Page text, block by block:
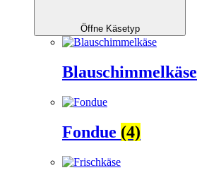
Öffne Käsetyp
Blauschimmelkäse
Fondue (4)